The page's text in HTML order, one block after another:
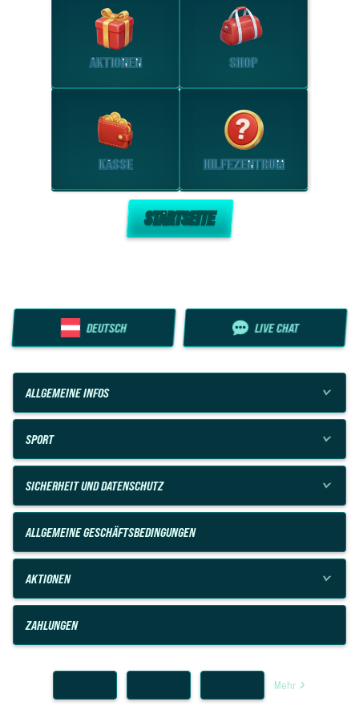
AKTIONEN SHOP
KASSE HILFEZENTRUM
STARTSEITE
DEUTSCH LIVE CHAT
ALLGEMEINE INFOS
SPORT
SICHERHEIT UND DATENSCHUTZ
ALLGEMEINE GESCHÄFTSBEDINGUNGEN
AKTIONEN
ZAHLUNGEN
Mehr